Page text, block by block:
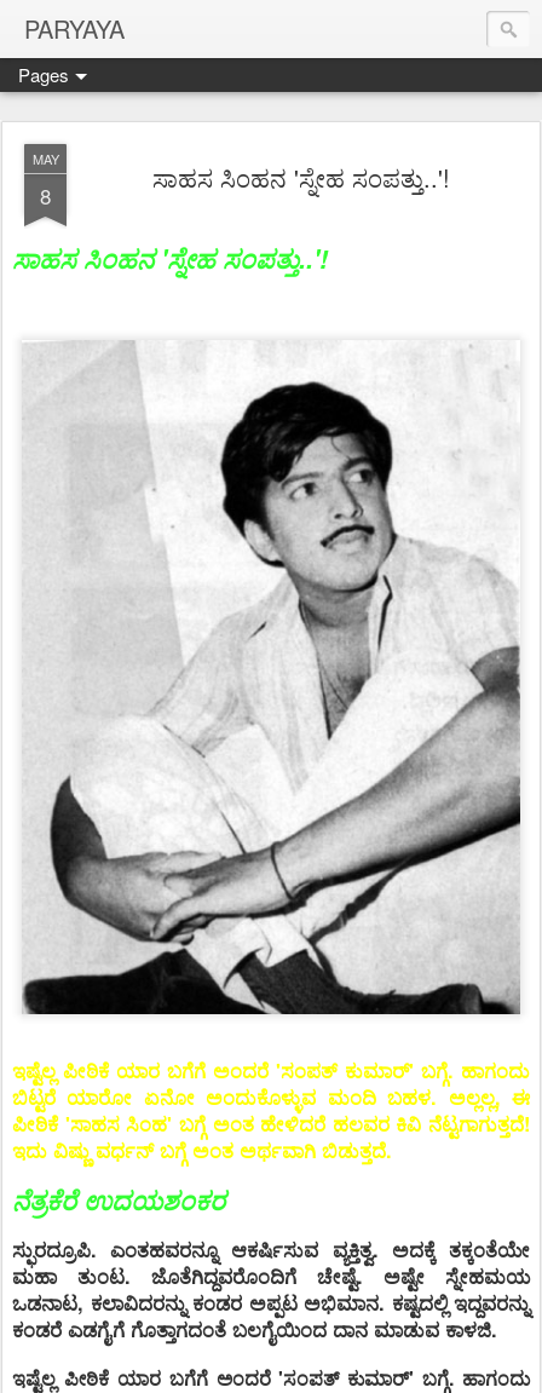
PARYAYA
Pages
MAY
8
ಸಾಹಸ ಸಿಂಹನ 'ಸ್ನೇಹ ಸಂಪತ್ತು..'!
ಸಾಹಸ ಸಿಂಹನ 'ಸ್ನೇಹ ಸಂಪತ್ತು..'!
ಇಷ್ಟೆಲ್ಲ ಪೀಠಿಕೆ ಯಾರ ಬಗೆಗೆ ಅಂದರೆ 'ಸಂಪತ್ ಕುಮಾರ್' ಬಗ್ಗೆ. ಹಾಗಂದು
ಬಿಟ್ಟರೆ ಯಾರೋ ಏನೋ ಅಂದುಕೊಳ್ಳುವ ಮಂದಿ ಬಹಳ. ಅಲ್ಲಲ್ಲ, ಈ
ಪೀಠಿಕೆ 'ಸಾಹಸ ಸಿಂಹ' ಬಗ್ಗೆ ಅಂತ ಹೇಳಿದರೆ ಹಲವರ ಕಿವಿ ನೆಟ್ಟಗಾಗುತ್ತದೆ!
ಇದು ವಿಷ್ಣು ವರ್ಧನ್ ಬಗ್ಗೆ ಅಂತ ಅರ್ಥವಾಗಿ ಬಿಡುತ್ತದೆ.
ನೆತ್ರಕೆರೆ ಉದಯಶಂಕರ
ಸ್ಫುರದ್ರೂಪಿ. ಎಂತಹವರನ್ನೂ ಆಕರ್ಷಿಸುವ ವ್ಯಕ್ತಿತ್ವ. ಅದಕ್ಕೆ ತಕ್ಕಂತೆಯೇ
ಮಹಾ ತುಂಟ. ಜೊತೆಗಿದ್ದವರೊಂದಿಗೆ ಚೇಷ್ಟೆ. ಅಷ್ಟೇ ಸ್ನೇಹಮಯ
ಒಡನಾಟ, ಕಲಾವಿದರನ್ನು ಕಂಡರ ಅಪ್ಪಟ ಅಭಿಮಾನ. ಕಷ್ಟದಲ್ಲಿ ಇದ್ದವರನ್ನು
ಕಂಡರೆ ಎಡಗೈಗೆ ಗೊತ್ತಾಗದಂತೆ ಬಲಗೈಯಿಂದ ದಾನ ಮಾಡುವ ಕಾಳಜಿ.
ಇಷ್ಟೆಲ್ಲ ಪೀಠಿಕೆ ಯಾರ ಬಗೆಗೆ ಅಂದರೆ 'ಸಂಪತ್ ಕುಮಾರ್' ಬಗ್ಗೆ. ಹಾಗಂದು